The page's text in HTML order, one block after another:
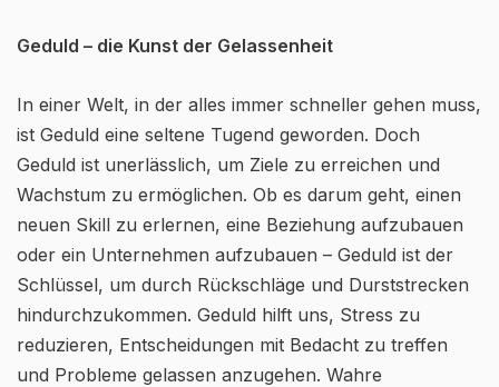
Geduld – die Kunst der Gelassenheit
In einer Welt, in der alles immer schneller gehen muss,
ist Geduld eine seltene Tugend geworden. Doch
Geduld ist unerlässlich, um Ziele zu erreichen und
Wachstum zu ermöglichen. Ob es darum geht, einen
neuen Skill zu erlernen, eine Beziehung aufzubauen
oder ein Unternehmen aufzubauen – Geduld ist der
Schlüssel, um durch Rückschläge und Durststrecken
hindurchzukommen. Geduld hilft uns, Stress zu
reduzieren, Entscheidungen mit Bedacht zu treffen
und Probleme gelassen anzugehen. Wahre